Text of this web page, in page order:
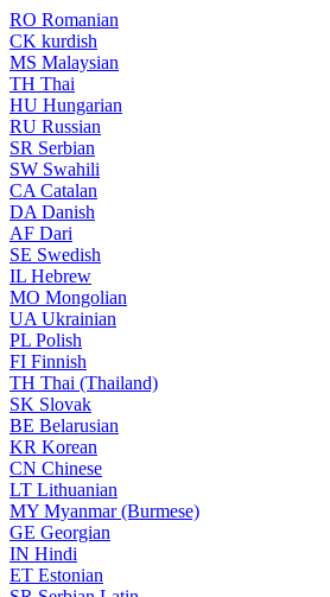
RO Romanian
CK kurdish
MS Malaysian
TH Thai
HU Hungarian
RU Russian
SR Serbian
SW Swahili
CA Catalan
DA Danish
AF Dari
SE Swedish
IL Hebrew
MO Mongolian
UA Ukrainian
PL Polish
FI Finnish
TH Thai (Thailand)
SK Slovak
BE Belarusian
KR Korean
CN Chinese
LT Lithuanian
MY Myanmar (Burmese)
GE Georgian
IN Hindi
ET Estonian